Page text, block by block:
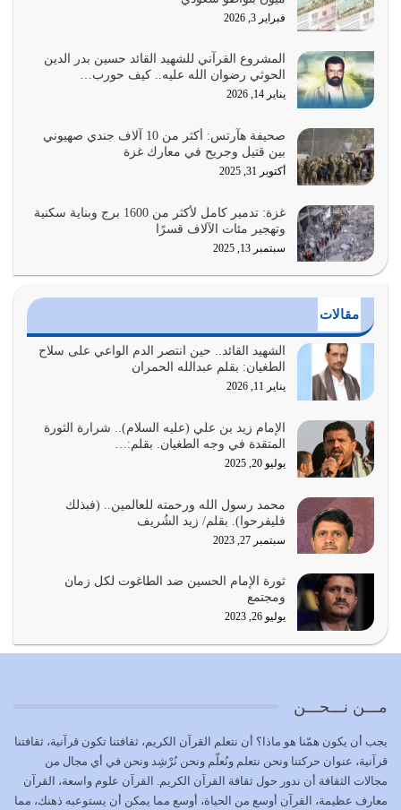
هل نحن من الصالحين؟ قيِّم نفسك هنا اترك القرآن على أصله
وأعرض نفسك، وأعرض ما لديك على…
يوليو 27, 2026
عندما يكون عدوك هو عدو الله معناه أن تكون نقاط الضعف
فيه كثيرة وسينصرك الله عليه إذا…
يوليو 26, 2026
أراد الله لهذه الأمة ان تكون خير امة أخرجت للناس بالنهوض
بالأمر بالمعروف والنهي عن…
يوليو 25, 2026
الدين الذي شرعه الله لا يجوز أن يخضع لآرائنا وأهوائنا
أي أمة تتفرق في الدين وتتفرق في كيانها معناه أنها أصبحت
أمة عاجزة عن النهوض…
يوليو 23, 2026
بحبل الله جميعاً وليس كل…
يوليو 22, 2026
يشاء ويذل من يشاء
يوليو 21, 2026
كل زمان…
يوليو 19, 2026
الوظيفة عبارة عن مسؤولية يجب النهوض بها كما ينبغي لكي
وَالْمُنْفِقِينَ…
يوليو 17, 2026
فبراير 3, 2026
المشروع القرآني للشهيد القائد حسين بدر الدين
الحوثي رضوان الله عليه.. كيف حورب…
يناير 14, 2026
صحيفة هآرتس: أكثر من 10 آلاف جندي صهيوني
بين قتيل وجريح في معارك غزة
أكتوبر 31, 2025
غزة: تدمير كامل لأكثر من 1600 برج وبناية سكنية
وتهجير مئات الآلاف قسرًا
سبتمبر 13, 2025
مقالات
الشهيد القائد.. حين انتصر الدم الواعي على سلاح
الطغيان: بقلم عبدالله الحمران
يناير 11, 2026
الإمام زيد بن علي (عليه السلام).. شرارة الثورة
المتقدة في وجه الطغيان. بقلم:…
يوليو 20, 2025
محمد رسول الله ورحمته للعالمين.. (فبذلك
فليفرحوا). بقلم/ زيد الشُريف
سبتمبر 27, 2023
ثورة الإمام الحسين ضد الطاغوت لكل زمان
ومجتمع
يوليو 26, 2023
مـــن نـــحـــن
يجب أن يكون همّنا هو ماذا؟ أن نتعلم القرآن الكريم، ثقافتنا تكون قرآنية، ثقافتنا
قرآنية، عنوان حركتنا ونحن نتعلم ونُعلّم ونحن نُرْشِد ونحن في أي مجال من
مجالات الثقافة أن ندور حول ثقافة القرآن الكريم. القرآن علوم واسعة، القرآن
معارف عظيمة، القرآن أوسع من الحياة، أوسع مما يمكن أن يستوعبه ذهنك، مما